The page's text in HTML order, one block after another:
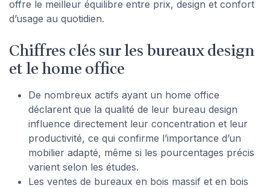
offre le meilleur équilibre entre prix, design et confort
d’usage au quotidien.
Chiffres clés sur les bureaux design
et le home office
De nombreux actifs ayant un home office
déclarent que la qualité de leur bureau design
influence directement leur concentration et leur
productivité, ce qui confirme l’importance d’un
mobilier adapté, même si les pourcentages précis
varient selon les études.
Les ventes de bureaux en bois massif et en bois